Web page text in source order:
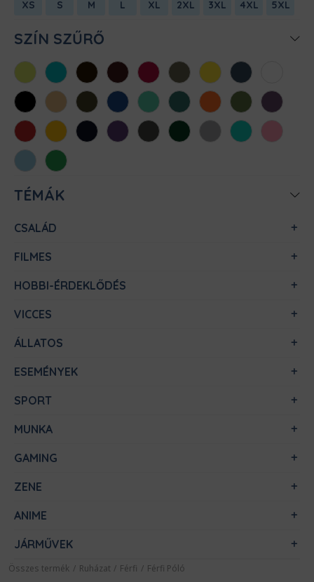
XS S M L XL 2XL 3XL 4XL 5XL
SZÍN SZŰRŐ
AlmazöldAtollkékBarnaBordóChili Cink Citromsárga
Denim
FeketeHomokKhaki KirálykékMentaMéregzöld
NarancsOliva Padlizsán
Piros SárgaSötétkékSötétlilaSötétszürke
SötétzöldSportszürke
Türkiz
Világos
rózsaszín
Világoskék
Zöld
TÉMÁK
CSALÁD
FILMES
HOBBI-ÉRDEKLŐDÉS
VICCES
ÁLLATOS
ESEMÉNYEK
SPORT
MUNKA
GAMING
ZENE
ANIME
JÁRMŰVEK
Összes termék / Ruházat / Férfi / Férfi Póló